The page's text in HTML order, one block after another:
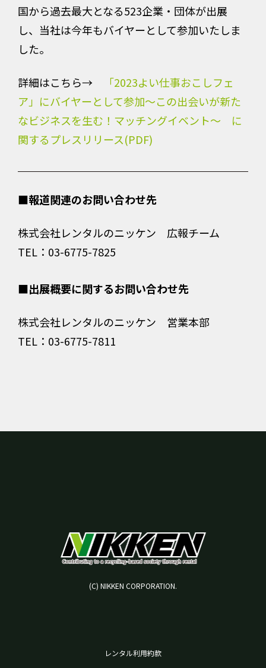
国から過去最大となる523企業・団体が出展
し、当社は今年もバイヤーとして参加いたしま
した。
詳細はこちら→
「2023よい仕事おこしフェ
ア」にバイヤーとして参加～この出会いが新た
なビジネスを生む！マッチングイベント～ に
関するプレスリリース(PDF)
■報道関連のお問い合わせ先
株式会社レンタルのニッケン 広報チーム
TEL：03-6775-7825
■出展概要に関するお問い合わせ先
株式会社レンタルのニッケン 営業本部
TEL：03-6775-7811
(C) NIKKEN CORPORATION.
レンタル利用約款